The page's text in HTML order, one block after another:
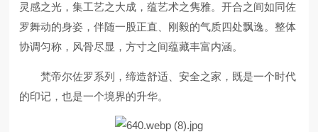
灵感之光，集工艺之大成，蕴艺术之隽雅。开合之间如同佐
罗舞动的身姿，伴随一股正直、刚毅的气质四处飘逸。整体
协调匀称，风骨尽显，方寸之间蕴藏丰富内涵。
梵帝尔佐罗系列，缔造舒适、安全之家，既是一个时代
的印记，也是一个境界的升华。